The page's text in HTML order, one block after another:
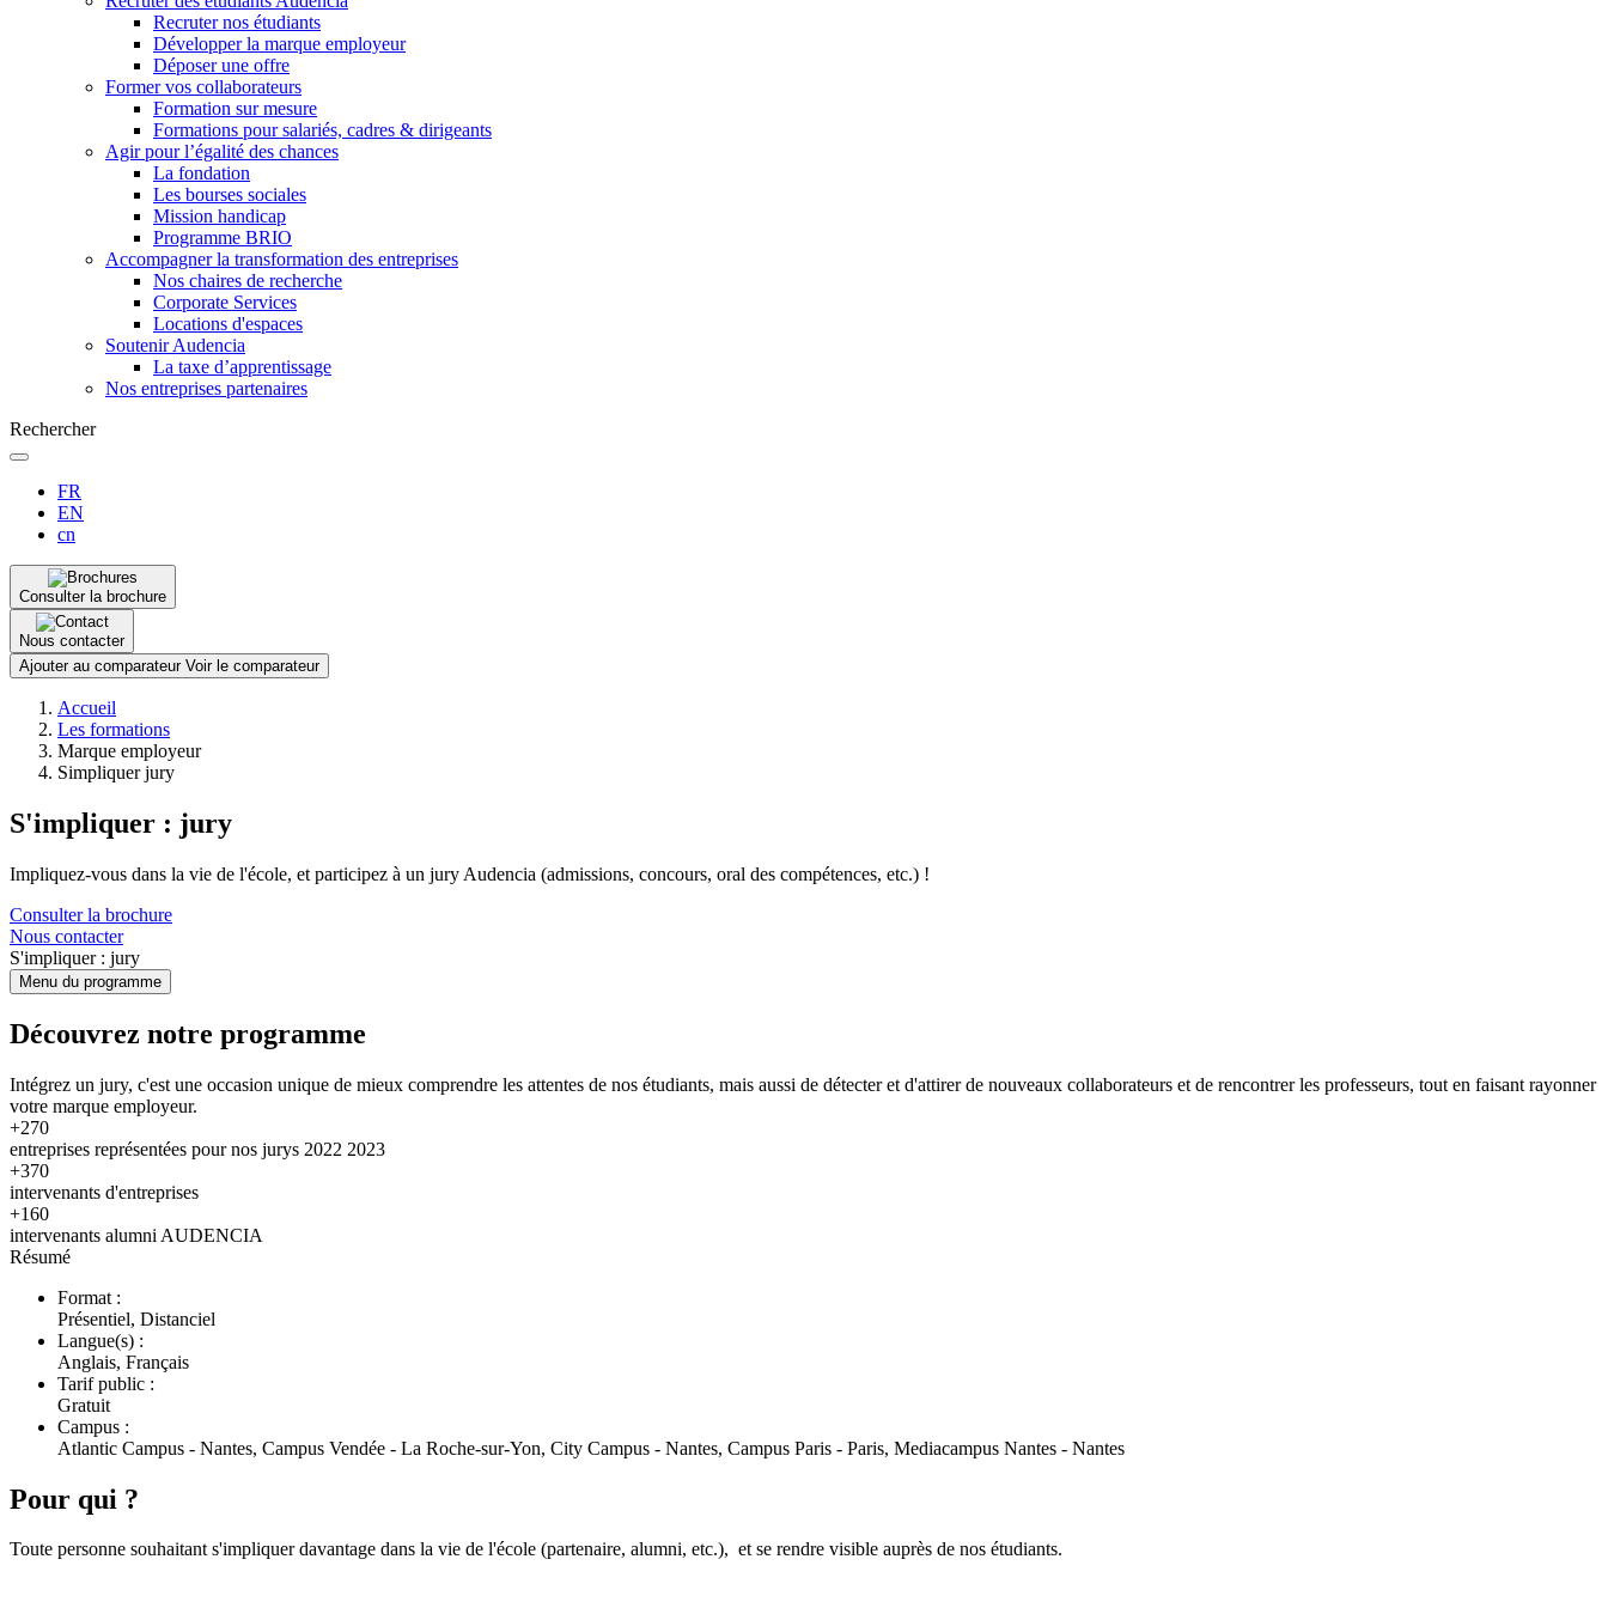
Recruter nos étudiants
Développer la marque employeur
Déposer une offre
Former vos collaborateurs
Formation sur mesure
Formations pour salariés, cadres & dirigeants
Agir pour l’égalité des chances
La fondation
Les bourses sociales
Mission handicap
Programme BRIO
Accompagner la transformation des entreprises
Nos chaires de recherche
Corporate Services
Locations d'espaces
Soutenir Audencia
La taxe d’apprentissage
Nos entreprises partenaires
Rechercher
FR
EN
cn
Consulter la brochure
Nous contacter
Ajouter au comparateur Voir le comparateur
d'Ariane
Accueil
Les formations
Marque employeur
Simpliquer jury
S'impliquer : jury
Impliquez-vous dans la vie de l'école, et participez à un jury Audencia (admissions, concours, oral des compétences, etc.) !
Consulter la brochure
Nous contacter
S'impliquer : jury
Menu du programme
Découvrez notre programme
Intégrez un jury, c'est une occasion unique de mieux comprendre les attentes de nos étudiants, mais aussi de détecter et d'attirer de nouveaux collaborateurs et de rencontrer les professeurs, tout en faisant rayonner
votre marque employeur.
+270
entreprises représentées pour nos jurys 2022 2023
+370
intervenants d'entreprises
+160
intervenants alumni AUDENCIA
Résumé
Format :
Présentiel, Distanciel
Langue(s) :
Anglais, Français
Tarif public :
Gratuit
Campus :
Atlantic Campus - Nantes, Campus Vendée - La Roche-sur-Yon, City Campus - Nantes, Campus Paris - Paris, Mediacampus Nantes - Nantes
Pour qui ?
Toute personne souhaitant s'impliquer davantage dans la vie de l'école (partenaire, alumni, etc.), et se rendre visible auprès de nos étudiants.